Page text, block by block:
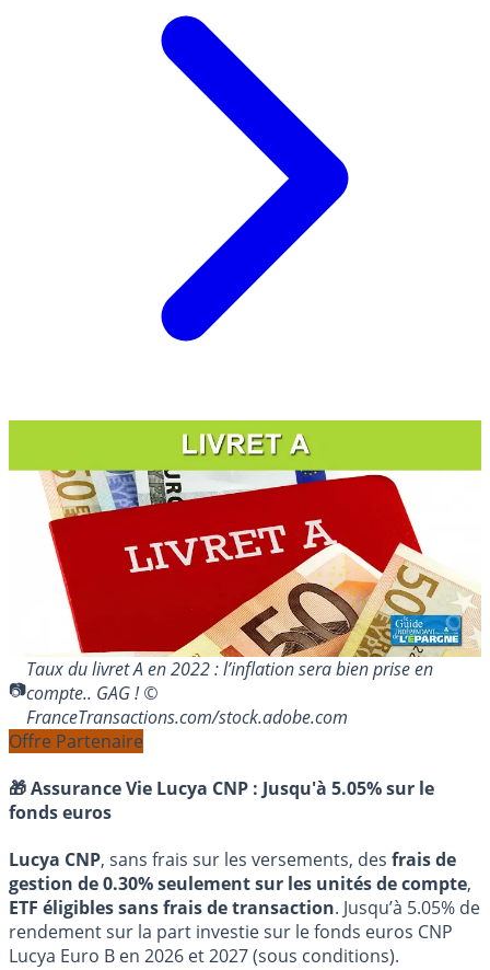
Taux du livret A en 2022 : l’inflation sera bien prise en
compte.. GAG ! ©
FranceTransactions.com/stock.adobe.com
Offre Partenaire
🎁 Assurance Vie Lucya CNP : Jusqu'à 5.05% sur le
fonds euros
Lucya CNP, sans frais sur les versements, des frais de
gestion de 0.30% seulement sur les unités de compte,
ETF éligibles sans frais de transaction. Jusqu’à 5.05% de
rendement sur la part investie sur le fonds euros CNP
Lucya Euro B en 2026 et 2027 (sous conditions).